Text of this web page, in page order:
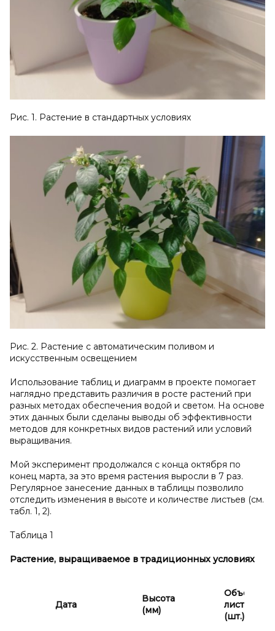
Рис. 1. Растение в стандартных условиях
Рис. 2. Растение с автоматическим поливом и
искусственным освещением
Использование таблиц и диаграмм в проекте помогает
наглядно представить различия в росте растений при
разных методах обеспечения водой и светом. На основе
этих данных были сделаны выводы об эффективности
методов для конкретных видов растений или условий
выращивания.
Мой эксперимент продолжался с конца октября по
конец марта, за это время растения выросли в 7 раз.
Регулярное занесение данных в таблицы позволило
отследить изменения в высоте и количестве листьев (см.
табл. 1, 2).
Таблица 1
Растение, выращиваемое в традиционных условиях
Дата
Высота
(мм)
Объем
листьев
(шт.)